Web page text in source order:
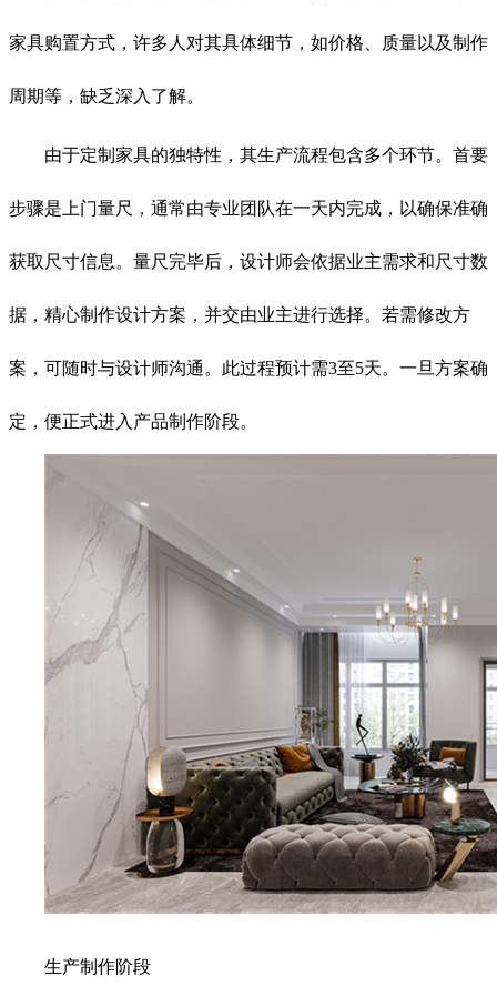
家具购置方式，许多人对其具体细节，如价格、质量以及制作
周期等，缺乏深入了解。
由于定制家具的独特性，其生产流程包含多个环节。首要
步骤是上门量尺，通常由专业团队在一天内完成，以确保准确
获取尺寸信息。量尺完毕后，设计师会依据业主需求和尺寸数
据，精心制作设计方案，并交由业主进行选择。若需修改方
案，可随时与设计师沟通。此过程预计需3至5天。一旦方案确
定，便正式进入产品制作阶段。
生产制作阶段